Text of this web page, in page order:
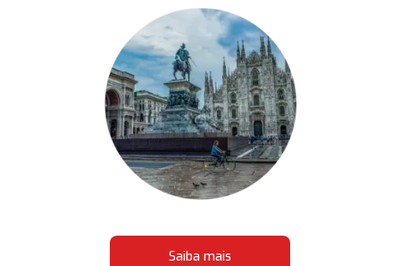
Saiba mais